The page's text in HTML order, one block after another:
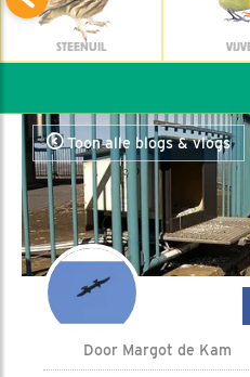
STEENUIL
Toon alle blogs & vlogs
Door Margot de Kam